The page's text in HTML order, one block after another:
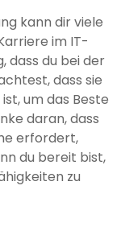
kann dir viele
im IT-
dass du bei der
dass sie
um das Beste
daran, dass
erfordert,
du bereit bist,
zu